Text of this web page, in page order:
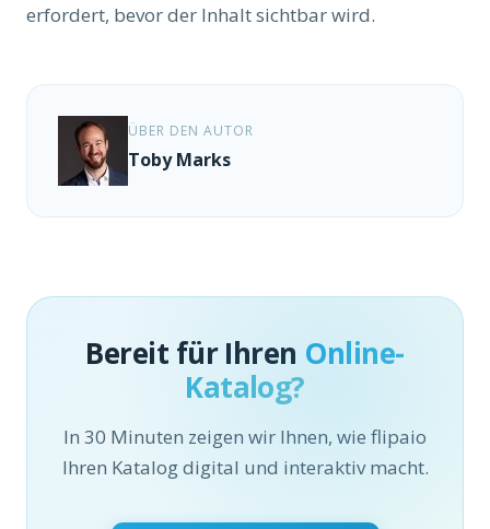
erfordert, bevor der Inhalt sichtbar wird.
ÜBER DEN AUTOR
Toby Marks
Bereit für Ihren Online-
Katalog?
In 30 Minuten zeigen wir Ihnen, wie flipaio
Ihren Katalog digital und interaktiv macht.